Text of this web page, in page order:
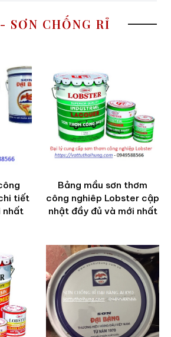
SƠN CHỐNG RỈ
tiết
nhất
Bảng mầu sơn thơm
công nghiêp Lobster cập
nhật đầy đủ và mới nhất